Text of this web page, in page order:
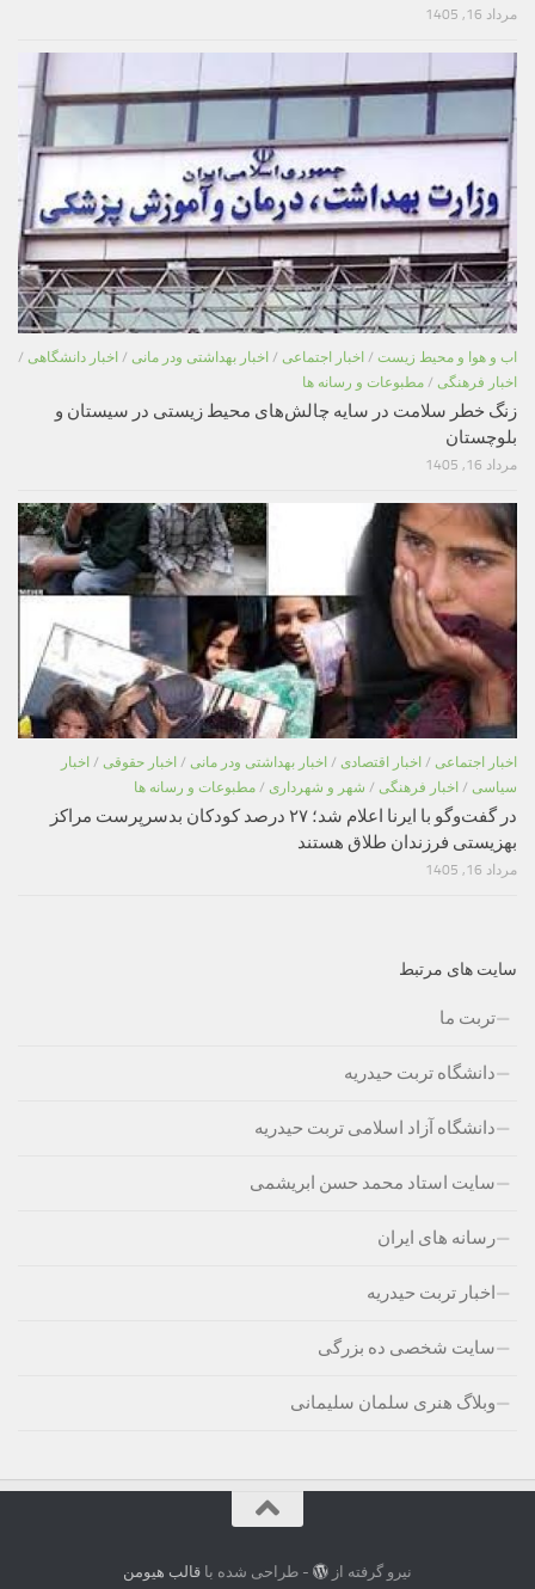
مرداد 16, 1405
اب و هوا و محیط زیست / اخبار اجتماعی / اخبار بهداشتی ودر مانی / اخبار دانشگاهی /
اخبار فرهنگی / مطبوعات و رسانه ها
زنگ خطر سلامت در سایه چالش‌های محیط زیستی در سیستان و
بلوچستان
مرداد 16, 1405
اخبار اجتماعی / اخبار اقتصادی / اخبار بهداشتی ودر مانی / اخبار حقوقی / اخبار
سیاسی / اخبار فرهنگی / شهر و شهرداری / مطبوعات و رسانه ها
در گفت‌وگو با ایرنا اعلام شد؛ ۲۷ درصد کودکان بدسرپرست مراکز
بهزیستی فرزندان طلاق هستند
مرداد 16, 1405
سایت های مرتبط
تربت ما
دانشگاه تربت حیدریه
دانشگاه آزاد اسلامی تربت حیدریه
سایت استاد محمد حسن ابریشمی
رسانه های ایران
اخبار تربت حیدریه
سایت شخصی ده بزرگی
وبلاگ هنری سلمان سلیمانی
نیرو گرفته از - طراحی شده باقالب هیومن